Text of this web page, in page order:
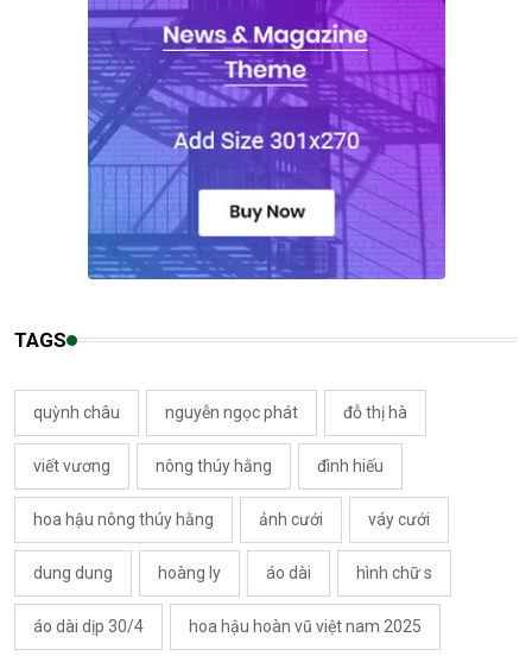
TAGS
quỳnh châu nguyễn ngọc phát đỗ thị hà
viết vương nông thúy hằng đình hiếu
hoa hậu nông thúy hằng ảnh cưới váy cưới
dung dung hoàng ly áo dài hình chữ s
áo dài dịp 30/4 hoa hậu hoàn vũ việt nam 2025